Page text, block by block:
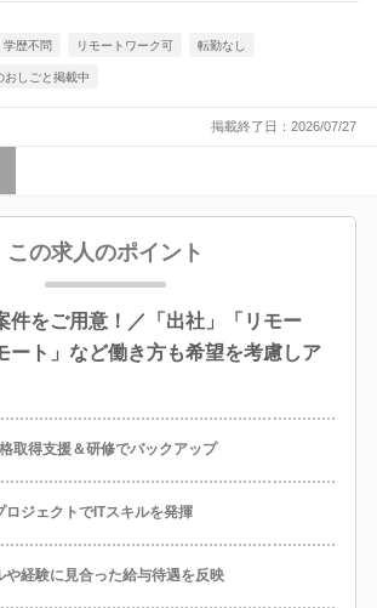
学歴不問 リモートワーク可 転勤なし
おしごと掲載中
掲載終了日：2026/07/27
この求人のポイント
件をご用意！／「出社」「リモー
ート」など働き方も希望を考慮しア
取得支援＆研修でバックアップ
ジェクトでITスキルを発揮
経験に見合った給与待遇を反映